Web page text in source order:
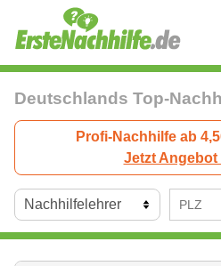
Deutschlands Top-
Profi-Nachhilfe ab
Jetzt